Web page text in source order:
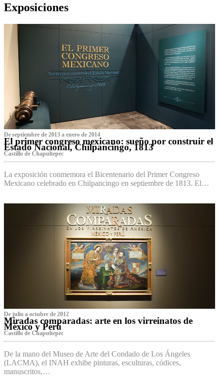
Exposiciones
De septiembre de 2013 a enero de 2014
El primer congreso mexicano: sueño por construir el
Estado Nacional, Chilpancingo, 1813
Castillo de Chapultepec
La exposición conmemora el Bicentenario del Primer Congreso
Mexicano celebrado en Chilpancingo en septiembre de 1813. El…
De julio a octubre de 2012
Miradas comparadas: arte en los virreinatos de
México y Perú
Castillo de Chapultepec
De la mano del Museo de Arte del Condado de Los Ángeles
(LACMA), el INAH exhibe pinturas, esculturas, códices,
manuscritos,…